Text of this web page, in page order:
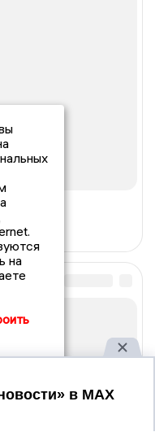
на